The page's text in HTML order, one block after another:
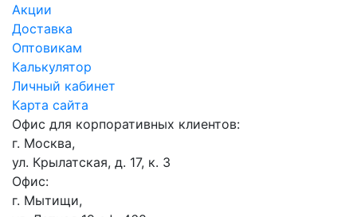
Акции
Доставка
Оптовикам
Калькулятор
Личный кабинет
Карта сайта
Офис для корпоративных клиентов:
г. Москва,
ул. Крылатская, д. 17, к. 3
Офис:
г. Мытищи,